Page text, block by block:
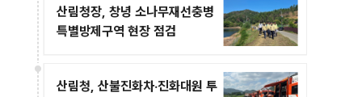
산림청장, 창녕 소나무재선충병
특별방제구역 현장 점검
산림청, 산불진화차·진화대원 투